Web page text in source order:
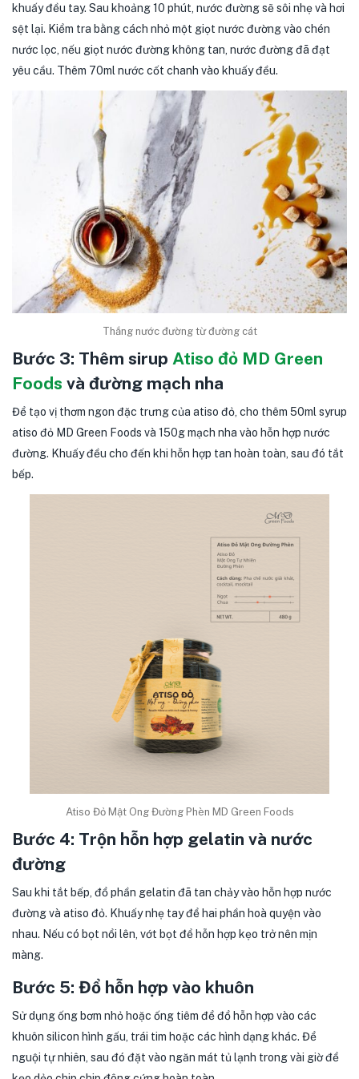
khuấy đều tay. Sau khoảng 10 phút, nước đường sẽ sôi nhẹ và hơi
sệt lại. Kiểm tra bằng cách nhỏ một giọt nước đường vào chén
nước lọc, nếu giọt nước đường không tan, nước đường đã đạt
yêu cầu. Thêm 70ml nước cốt chanh vào khuấy đều.
Thắng nước đường từ đường cát
Bước 3: Thêm sirup Atiso đỏ MD Green
Foods và đường mạch nha
Để tạo vị thơm ngon đặc trưng của atiso đỏ, cho thêm 50ml syrup
atiso đỏ MD Green Foods và 150g mạch nha vào hỗn hợp nước
đường. Khuấy đều cho đến khi hỗn hợp tan hoàn toàn, sau đó tắt
bếp.
Atiso Đỏ Mật Ong Đường Phèn MD Green Foods
Bước 4: Trộn hỗn hợp gelatin và nước
đường
Sau khi tắt bếp, đổ phần gelatin đã tan chảy vào hỗn hợp nước
đường và atiso đỏ. Khuấy nhẹ tay để hai phần hoà quyện vào
nhau. Nếu có bọt nổi lên, vớt bọt để hỗn hợp kẹo trở nên mịn
màng.
Bước 5: Đổ hỗn hợp vào khuôn
Sử dụng ống bơm nhỏ hoặc ống tiêm để đổ hỗn hợp vào các
khuôn silicon hình gấu, trái tim hoặc các hình dạng khác. Để
nguội tự nhiên, sau đó đặt vào ngăn mát tủ lạnh trong vài giờ để